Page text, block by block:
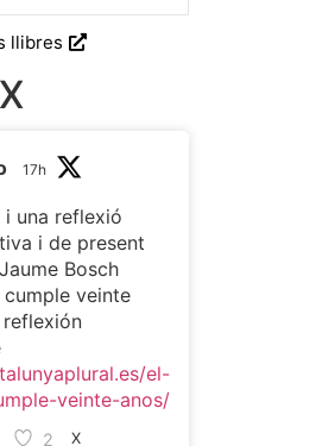
llibres
17h
una reflexió
i de present
Bosch
veinte
reflexión
el-
veinte-anos/
2 X